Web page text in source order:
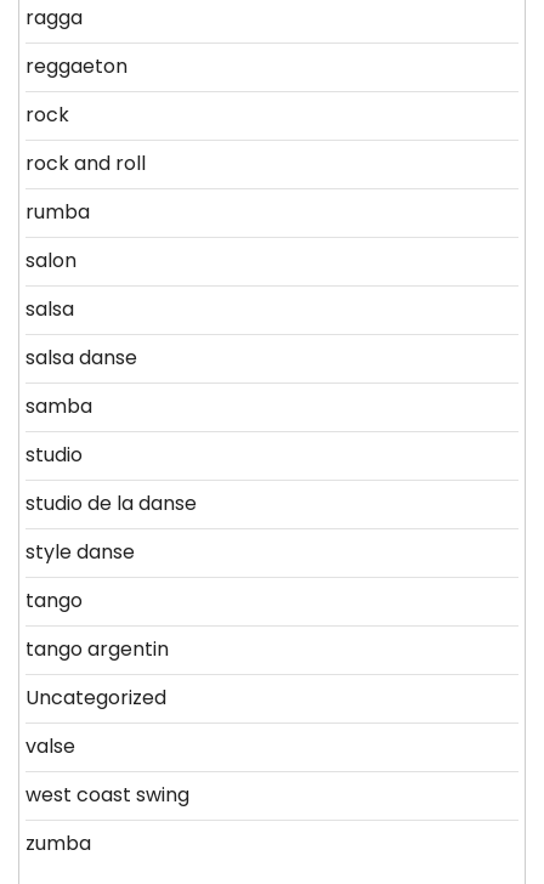
ragga
reggaeton
rock
rock and roll
rumba
salon
salsa
salsa danse
samba
studio
studio de la danse
style danse
tango
tango argentin
Uncategorized
valse
west coast swing
zumba